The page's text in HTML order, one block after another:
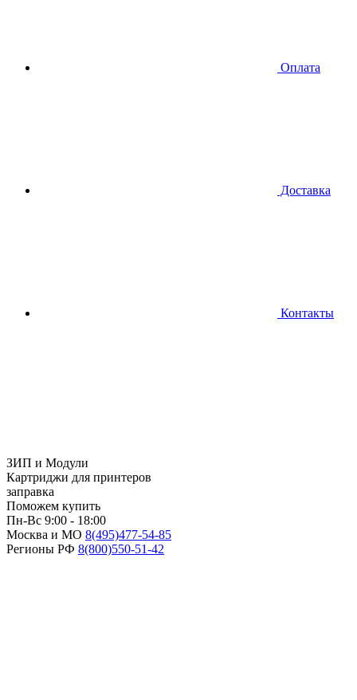
Оплата
Доставка
Контакты
ЗИП и Модули
Картриджи для принтеров
заправка
Поможем купить
Пн-Вс 9:00 - 18:00
Москва и МО 8(495)477-54-85
Регионы РФ 8(800)550-51-42